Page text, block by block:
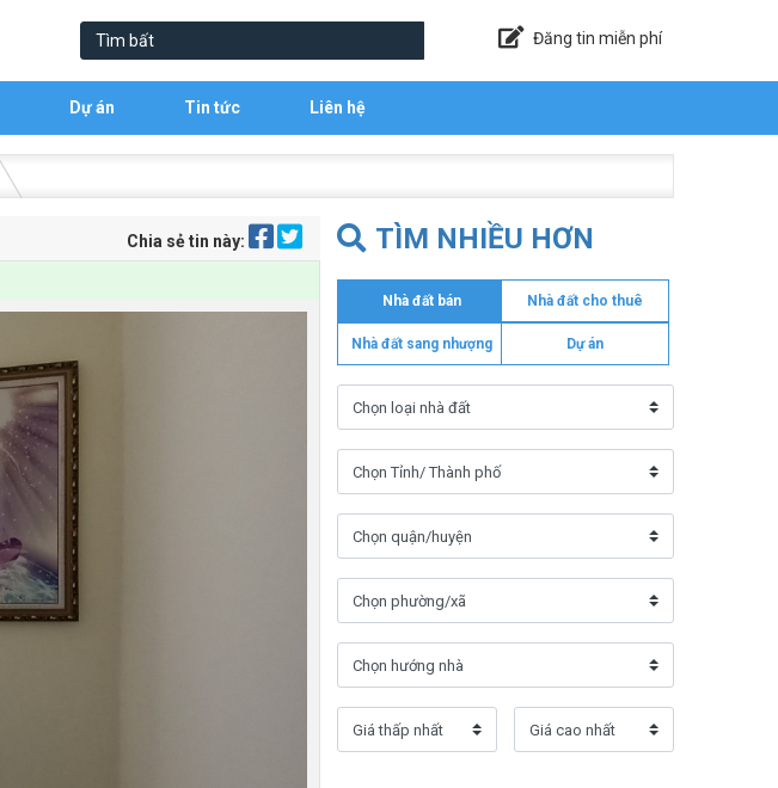
Đăng tin miễn phí
Dự án Tin tức Liên hệ
Chia sẻ tin này: TÌM NHIỀU HƠN
Nhà đất bán Nhà đất cho thuê
Nhà đất sang nhượng Dự án